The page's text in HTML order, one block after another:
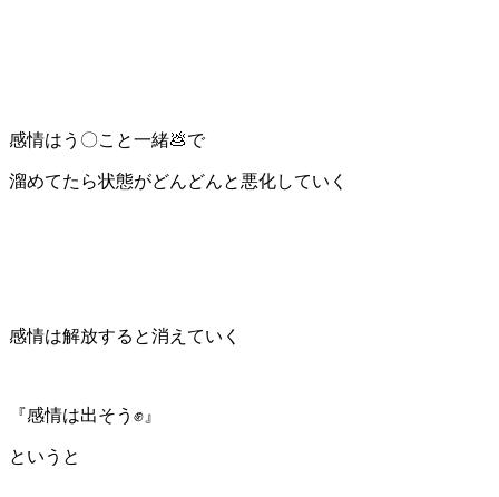
感情はう〇こと一緒💩で
溜めてたら状態がどんどんと悪化していく
感情は解放すると消えていく
『感情は出そう✊』
というと